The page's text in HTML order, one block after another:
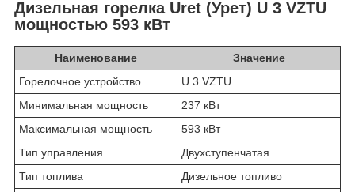
Дизельная горелка Uret (Урет) U 3 VZTU
мощностью 593 кВт
Наименование
Значение
Горелочное устройство
U 3 VZTU
Минимальная мощность
237 кВт
Максимальная мощность
593 кВт
Тип управления
Двухступенчатая
Тип топлива
Дизельное топливо